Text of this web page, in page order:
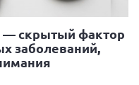
— скрытый фактор
заболеваний,